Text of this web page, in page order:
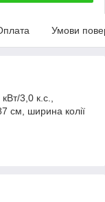
Умови
3,0 к.с.,
см, ширина колії